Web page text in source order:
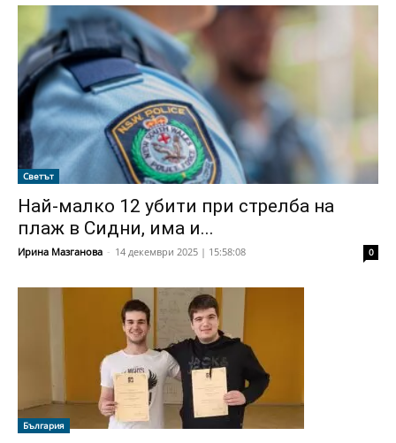
Светът
Най-малко 12 убити при стрелба на
плаж в Сидни, има и...
Ирина Мазганова - 14 декември 2025 | 15:58:08 0
България